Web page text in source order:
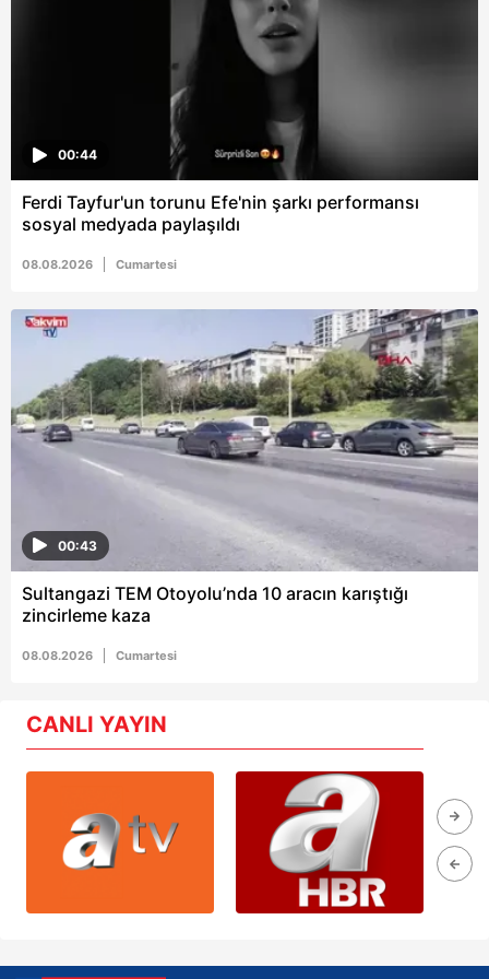
6698 sayılı Kişisel Verilerin Korunması Kanunu uyarınca
hazırlanmış Aydınlatma Metnimizi okumak ve sitemizde
ilgili mevzuata uygun olarak kullanılan çerezlerle ilgili bilgi
tıklayınız
00:44
Ferdi Tayfur'un torunu Efe'nin şarkı performansı
sosyal medyada paylaşıldı
08.08.2026 Cumartesi
00:43
Sultangazi TEM Otoyolu’nda 10 aracın karıştığı
zincirleme kaza
08.08.2026 Cumartesi
CANLI YAYIN